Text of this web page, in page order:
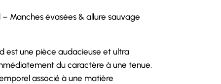
– Manches évasées & allure sauvage
est une pièce audacieuse et ultra
du caractère à une tenue.
associé à une matière